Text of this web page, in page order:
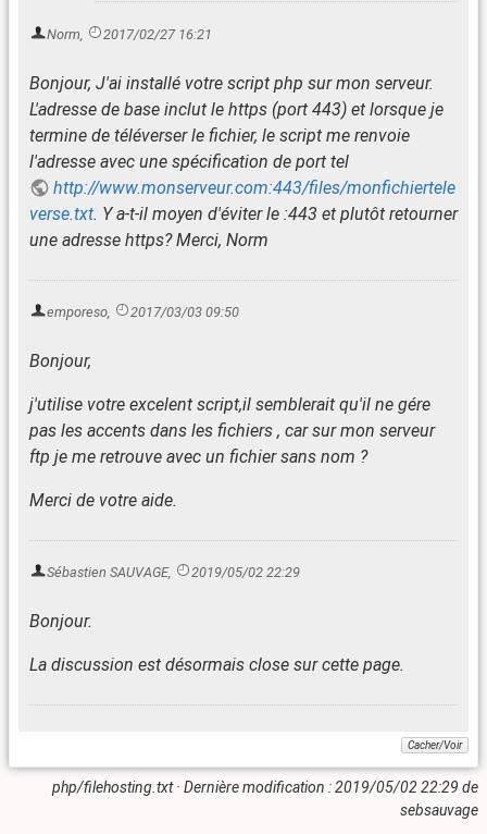
Norm 2017/02/27 16:21
Bonjour, J'ai installé votre script php sur mon serveur.
L'adresse de base inclut le https (port 443) et lorsque je
termine de téléverser le fichier, le script me renvoie
l'adresse avec une spécification de port tel
http://www.monserveur.com:443/files/monfichiertele
verse.txt. Y a-t-il moyen d'éviter le :443 et plutôt retourner
une adresse https? Merci, Norm
emporeso 2017/03/03 09:50
Bonjour,
j'utilise votre excelent script,il semblerait qu'il ne gére
pas les accents dans les fichiers , car sur mon serveur
ftp je me retrouve avec un fichier sans nom ?
Merci de votre aide.
Sébastien SAUVAGE, 2019/05/02 22:29
Bonjour.
La discussion est désormais close sur cette page.
php/filehosting.txt· Dernière modification :2019/05/02 22:29 de
sebsauvage